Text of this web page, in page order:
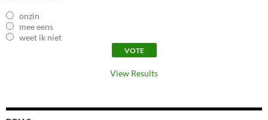
onzin
mee eens
weet ik niet
View Results